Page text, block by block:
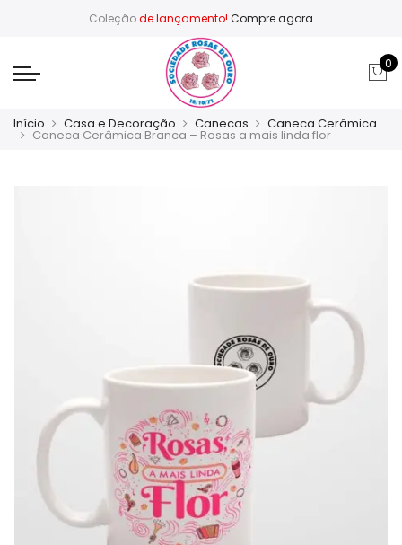
Coleçãode lançamento! Compre agora
0
Início Casa e Decoração Canecas Caneca Cerâmica
Caneca Cerâmica Branca – Rosas a mais linda flor